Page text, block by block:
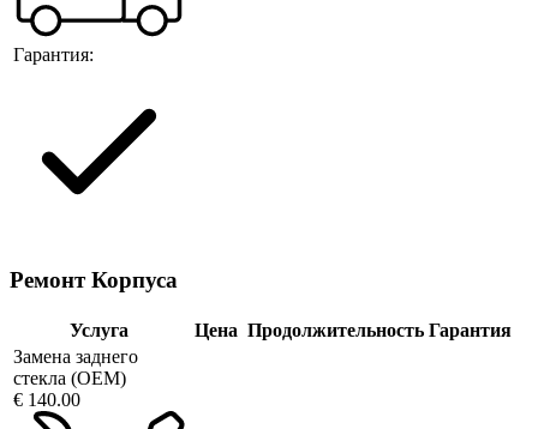
Гарантия:
Ремонт Корпуса
Услуга Цена Продолжительность Гарантия
Замена заднего
стекла (OEM)
€ 140.00